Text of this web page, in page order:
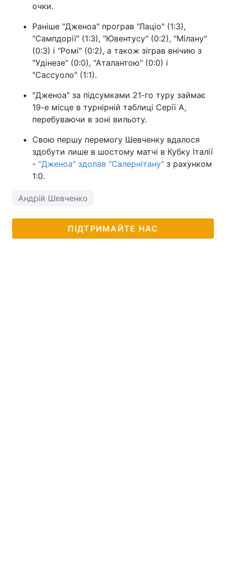
очки.
Раніше "Дженоа" програв "Лаціо" (1:3),
"Сампдорії" (1:3), "Ювентусу" (0:2), "Мілану"
(0:3) і "Ромі" (0:2), а також зіграв внічию з
"Удінезе" (0:0), "Аталантою" (0:0) і
"Сассуоло" (1:1).
"Дженоа" за підсумками 21-го туру займає
19-е місце в турнірній таблиці Серії А,
перебуваючи в зоні вильоту.
Свою першу перемогу Шевченку вдалося
здобути лише в шостому матчі в Кубку Італії
- "Дженоа" здолав "Салернітану" з рахунком
1:0.
Андрій Шевченко
ПІДТРИМАЙТЕ НАС